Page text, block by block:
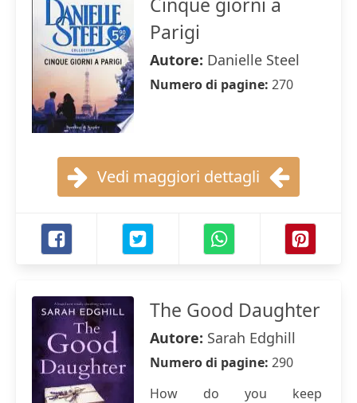
Parigi
Autore: Danielle Steel
Numero di pagine: 270
Vedi maggiori dettagli
The Good Daughter
Autore: Sarah Edghill
Numero di pagine: 290
How do you keep